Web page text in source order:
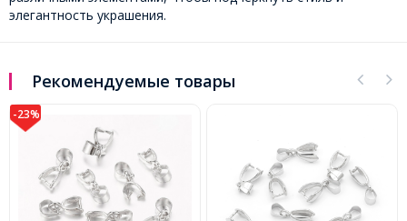
элегантность украшения.
Рекомендуемые товары